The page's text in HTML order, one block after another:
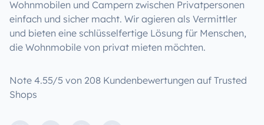
Wohnmobilen und Campern zwischen Privatpersonen
einfach und sicher macht. Wir agieren als Vermittler
und bieten eine schlüsselfertige Lösung für Menschen,
die Wohnmobile von privat mieten möchten.
Note 4.55/5 von 208 Kundenbewertungen auf Trusted
Shops